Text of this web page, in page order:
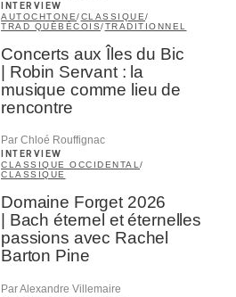
INTERVIEW
AUTOCHTONE/CLASSIQUE/
TRAD QUÉBÉCOIS/TRADITIONNEL
Concerts aux Îles du Bic
| Robin Servant : la
musique comme lieu de
rencontre
Par Chloé Rouffignac
INTERVIEW
CLASSIQUE OCCIDENTAL /
CLASSIQUE
Domaine Forget 2026
| Bach éternel et éternelles
passions avec Rachel
Barton Pine
Par Alexandre Villemaire